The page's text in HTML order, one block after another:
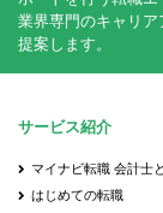
業界専門のキャリ
提案します。
サービス紹介
マイナビ転職 会計士
はじめての転職